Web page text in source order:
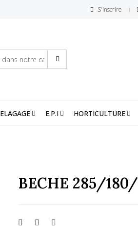
S'inscrire
ELAGAGE E.P.I HORTICULTURE
BECHE 285/